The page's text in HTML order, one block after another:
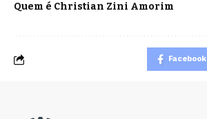
Quem é Christian Zini Amorim
Facebook